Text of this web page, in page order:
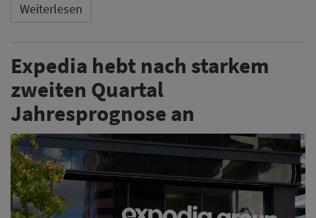
Weiterlesen
Expedia hebt nach starkem
zweiten Quartal
Jahresprognose an